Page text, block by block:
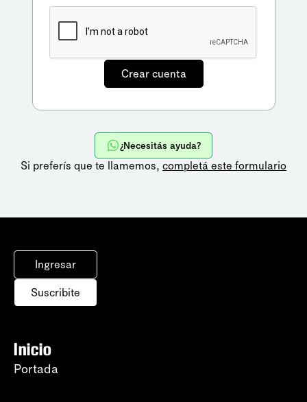
¿Necesitás ayuda?
Si preferís que te llamemos, completá este formulario
Ingresar
Suscribite
Inicio
Portada